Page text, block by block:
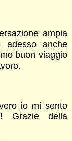
ampia
anche
buon viaggio
io mi sento
Grazie della